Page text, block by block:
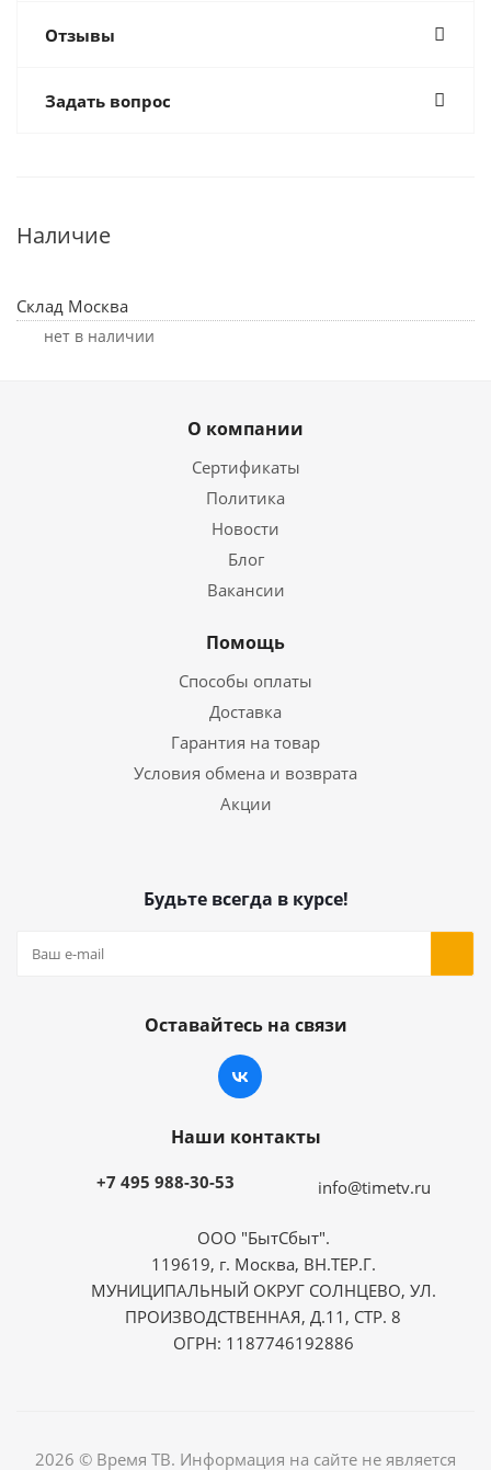
Отзывы
Задать вопрос
Наличие
Склад Москва
Нет в наличии
О компании
Сертификаты
Политика
Новости
Блог
Вакансии
Помощь
Способы оплаты
Доставка
Гарантия на товар
Условия обмена и возврата
Акции
Будьте всегда в курсе!
Оставайтесь на связи
Наши контакты
+7 495 988-30-53 info@timetv.ru
ООО "БытСбыт".
119619, г. Москва, ВН.ТЕР.Г.
МУНИЦИПАЛЬНЫЙ ОКРУГ СОЛНЦЕВО, УЛ.
ПРОИЗВОДСТВЕННАЯ, Д.11, СТР. 8
ОГРН: 1187746192886
2026 © Время ТВ. Информация на сайте не является